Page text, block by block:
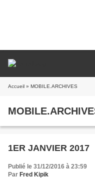
Accueil » MOBILE.ARCHIVES
1ER JANVIER 2017
Publié le 31/12/2016 à 23:59
Par Fred Kipik